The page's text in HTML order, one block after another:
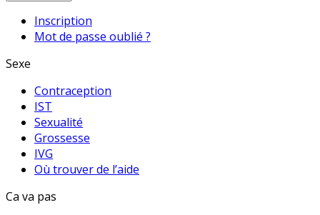
Inscription
Mot de passe oublié ?
Sexe
Contraception
IST
Sexualité
Grossesse
IVG
Où trouver de l’aide
Ca va pas